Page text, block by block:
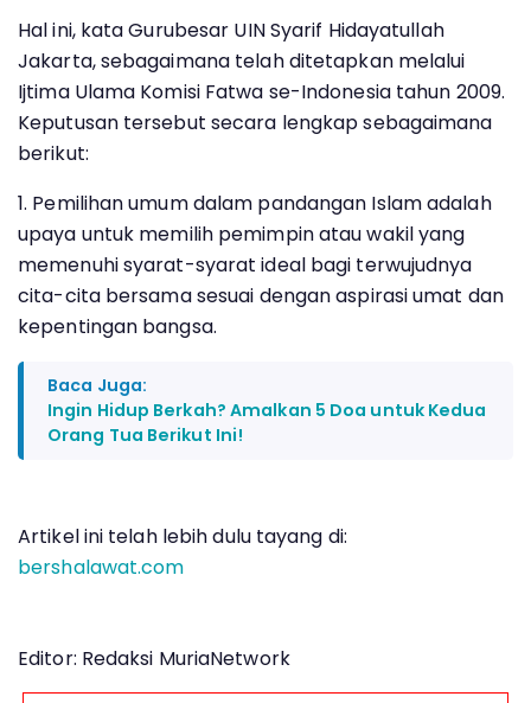
Hal ini, kata Gurubesar UIN Syarif Hidayatullah
Jakarta, sebagaimana telah ditetapkan melalui
Ijtima Ulama Komisi Fatwa se-Indonesia tahun 2009.
Keputusan tersebut secara lengkap sebagaimana
berikut:
1. Pemilihan umum dalam pandangan Islam adalah
upaya untuk memilih pemimpin atau wakil yang
memenuhi syarat-syarat ideal bagi terwujudnya
cita-cita bersama sesuai dengan aspirasi umat dan
kepentingan bangsa.
Baca Juga:
Ingin Hidup Berkah? Amalkan 5 Doa untuk Kedua
Orang Tua Berikut Ini!
Artikel ini telah lebih dulu tayang di:
bershalawat.com
Editor: Redaksi MuriaNetwork